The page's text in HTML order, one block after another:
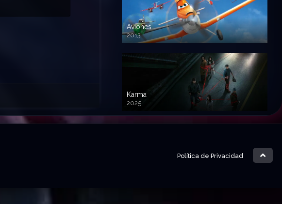
Aviones
2013
720 HD
Karma
2025
Política de Privacidad